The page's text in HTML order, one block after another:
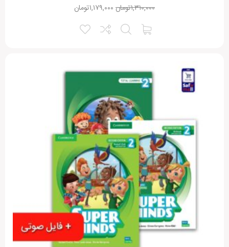
تومان۱,۳۱۰,۰۰۰ تومان۱,۱۷۹,۰۰۰